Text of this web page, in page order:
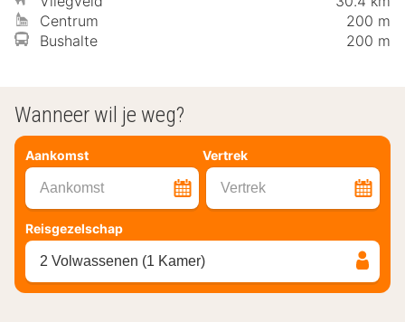
Centrum
200 m
Bushalte
200 m
Wanneer wil je weg?
Aankomst Vertrek
Aankomst Vertrek
Reisgezelschap
2 Volwassenen (1 Kamer)